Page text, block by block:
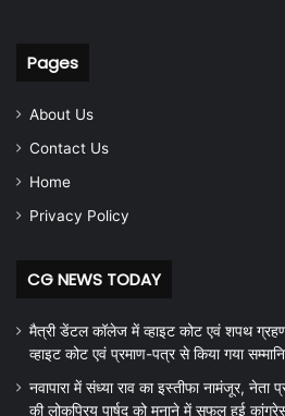
Pages
About Us
Contact Us
Home
Privacy Policy
CG NEWS TODAY
मैत्री डेंटल कॉलेज में व्हाइट कोट एवं शपथ ग्रहण
व्हाइट कोट एवं प्रमाण-पत्र से किया गया
नवापारा में संध्या राव का इस्तीफा नामंजूर, नेता
की लोकप्रिय पार्षद को मनाने में सफल हुई